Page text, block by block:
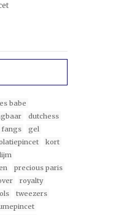
babe
dutchess
fangs
gel
kort
lijm
precious paris
royalty
tweezers